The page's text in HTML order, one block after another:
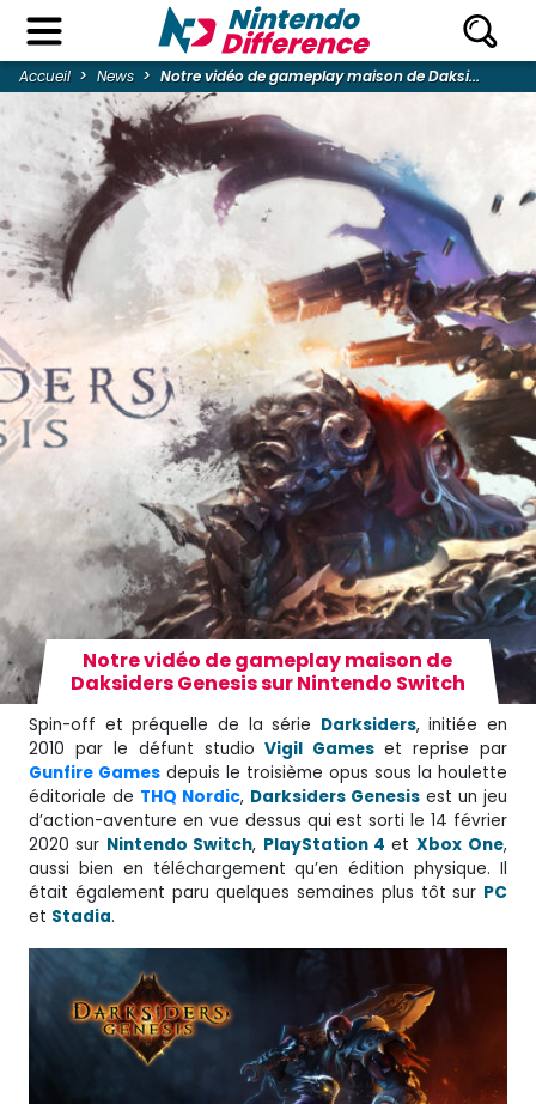
Accueil News Notre vidéo de gameplay maison de Daksi...
Notre vidéo de gameplay maison de
Daksiders Genesis sur Nintendo Switch
Spin-off et préquelle de la série Darksiders, initiée en
2010 par le défunt studioVigil Gameset reprise par
Gunfire Games depuis le troisième opus sous la houlette
éditoriale de THQ Nordic, Darksiders Genesis est un jeu
d’action-aventure en vue dessus qui est sorti le 14 février
2020 sur Nintendo Switch, PlayStation 4 et Xbox One,
aussi bien en téléchargement qu’en édition physique. Il
était également paru quelques semaines plus tôt sur PC
et Stadia.